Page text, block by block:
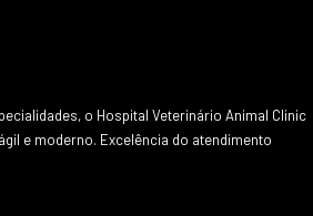
o Hospital Veterinário Animal Clinic
e moderno. Excelência do atendimento